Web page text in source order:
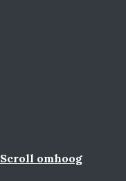
Scroll omhoog